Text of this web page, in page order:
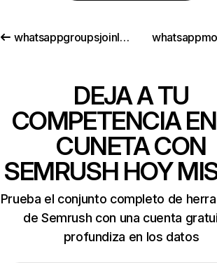
whatsappgroupsjoinlink.com
DEJA A TU
COMPETENCIA
CUNETA CON
SEMRUSH HOY
Prueba el conjunto completo de
de Semrush con una cuenta
profundiza en los datos